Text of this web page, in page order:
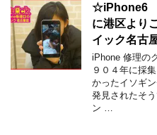
☆iPhone6
に港区より
イック名古
iPhone 修理の
９０４年に採
かったイソギ
発見されたそ
ン …